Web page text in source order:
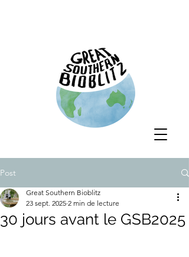
Post
30 jours avant le GSB2025
Great Southern Bioblitz
23 sept. 2025 2 min de lecture